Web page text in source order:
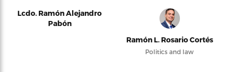
Lcdo. Ramón Alejandro
Pabón
Ramón L. Rosario Cortés
Politics and law